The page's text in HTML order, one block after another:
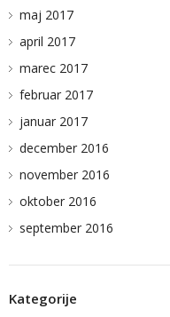
maj 2017
april 2017
marec 2017
februar 2017
januar 2017
december 2016
november 2016
oktober 2016
september 2016
Kategorije